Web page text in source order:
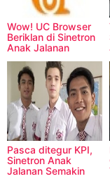
Wow! UC Browser
Beriklan di Sinetron
Anak Jalanan
Pasca ditegur KPI,
Sinetron Anak
Jalanan Semakin